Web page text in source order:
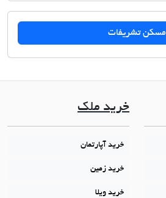
مسکن تشریفات
خرید ملک
خرید آپارتمان
خرید زمین
خرید ویلا